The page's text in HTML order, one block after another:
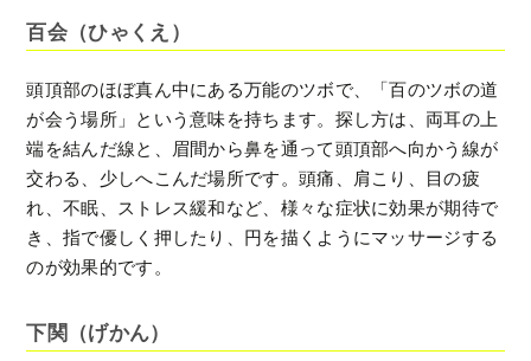
百会（ひゃくえ）
頭頂部のほぼ真ん中にある万能のツボで、「百のツボの道
が会う場所」という意味を持ちます。探し方は、両耳の上
端を結んだ線と、眉間から鼻を通って頭頂部へ向かう線が
交わる、少しへこんだ場所です。頭痛、肩こり、目の疲
れ、不眠、ストレス緩和など、様々な症状に効果が期待で
き、指で優しく押したり、円を描くようにマッサージする
のが効果的です。
下関（げかん）